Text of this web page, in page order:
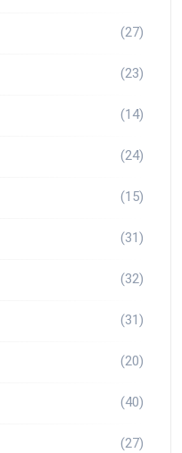
(27)
(23)
(14)
(24)
(15)
(31)
(32)
(31)
(20)
(40)
(27)